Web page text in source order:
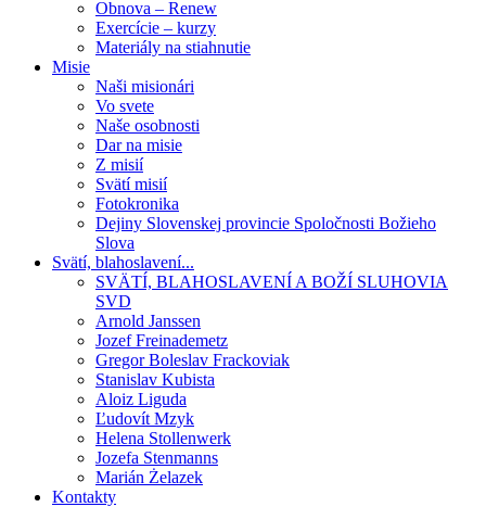
Obnova – Renew
Exercície – kurzy
Materiály na stiahnutie
Misie
Naši misionári
Vo svete
Naše osobnosti
Dar na misie
Z misií
Svätí misií
Fotokronika
Dejiny Slovenskej provincie Spoločnosti Božieho
Slova
Svätí, blahoslavení...
SVÄTÍ, BLAHOSLAVENÍ A BOŽÍ SLUHOVIA
SVD
Arnold Janssen
Jozef Freinademetz
Gregor Boleslav Frackoviak
Stanislav Kubista
Aloiz Liguda
Ľudovít Mzyk
Helena Stollenwerk
Jozefa Stenmanns
Marián Żelazek
Kontakty